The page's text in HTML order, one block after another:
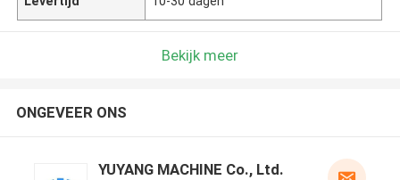
Bekijk meer
ONGEVEER ONS
YUYANG MACHINE Co., Ltd.